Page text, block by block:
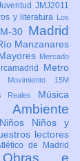
JMJ2011
y literatura
Los
M-30 Madrid
Manzanares
Mercado
Metro
Movimiento 15M
Reales Música
Niños Niños y
lectores
de Madrid